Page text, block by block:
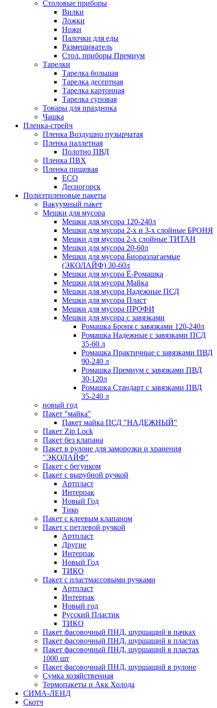
Столовые приборы
Вилки
Ложки
Ножи
Палочки для еды
Размешиватель
Стол. приборы Премиум
Тарелки
Тарелка большая
Тарелка десертная
Тарелка картонная
Тарелка суповая
Товары для праздника
Чашка
Пленка-стрейч
Пленка Воздушно пузырчатая
Пленка паллетная
Полотно ПВД
Пленка ПВХ
Пленка пищевая
ECO
Десногорск
Полиэтиленовые пакеты
Вакуумный пакет
Мешки для мусора
Мешки для мусора 120-240л
Мешки для мусора 2-х и 3-х слойные БРОНЯ
Мешки для мусора 2-х слойные ТИТАН
Мешки для мусора 20-60л
Мешки для мусора Биоразлагаемые
(ЭКОЛАЙФ) 30-60л
Мешки для мусора Ё-Ромашка
Мешки для мусора Майка
Мешки для мусора Надежные ПСД
Мешки для мусора Пласт
Мешки для мусора ПРОФИ
Мешки для мусора с завязками
Ромашка Броня с завязками 120-240л
Ромашка Надежные с завязками ПСД
35-60 л
Ромашка Практичные с завязками ПВД
90-240 л
Ромашка Премиум с завязками ПВД
30-120л
Ромашка Стандарт с завязками ПВД
35-240 л
новый год
Пакет "майка"
Пакет майка ПСД "НАДЕЖНЫЙ"
Пакет Zip Lock
Пакет без клапана
Пакет в рулоне для заморозки и хранения
"ЭКОЛАЙФ"
Пакет с бегунком
Пакет с вырубной ручкой
Артпласт
Интерпак
Новый Год
Тико
Пакет с клеевым клапаном
Пакет с петлевой ручкой
Артпласт
Другие
Интерпак
Новый Год
ТИКО
Пакет с пластмассовыми ручками
Артпласт
Интерпак
Новый год
Русский Пластик
ТИКО
Пакет фасовочный ПНД, шуршащий в пачках
Пакет фасовочный ПНД, шуршащий в пластах
Пакет фасовочный ПНД, шуршащий в пластах
1000 шт
Пакет фасовочный ПНД, шуршащий в рулоне
Сумка хозяйственная
Термопакеты и Акк Холода
СИМА-ЛЕНД
Скотч